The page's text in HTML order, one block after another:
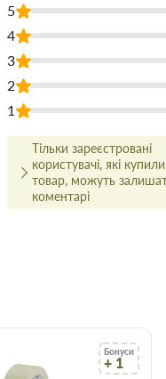
5
4
3
2
1
Тільки зареєстровані
користувачі, які
товар, можуть
коментарі
Бонуси
+ 1